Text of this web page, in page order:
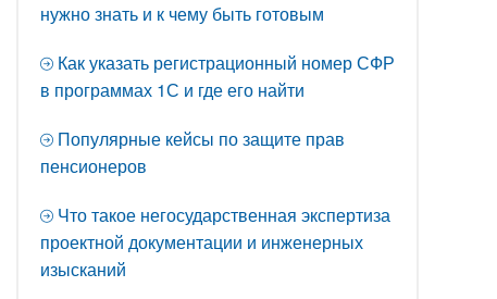
нужно знать и к чему быть готовым
Как указать регистрационный номер СФР
в программах 1С и где его найти
Популярные кейсы по защите прав
пенсионеров
Что такое негосударственная экспертиза
проектной документации и инженерных
изысканий